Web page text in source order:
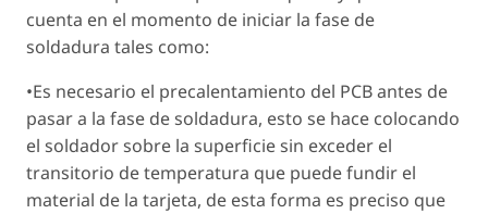
cuenta en el momento de iniciar la fase de
soldadura tales como:
•Es necesario el precalentamiento del PCB antes de
pasar a la fase de soldadura, esto se hace colocando
el soldador sobre la superficie sin exceder el
transitorio de temperatura que puede fundir el
material de la tarjeta, de esta forma es preciso que